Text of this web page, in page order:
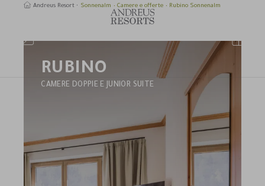
Andreus Resort Sonnenalm Camere e offerte Rubino Sonnenalm
RUBINO
CAMERE DOPPIE E JUNIOR SUITE